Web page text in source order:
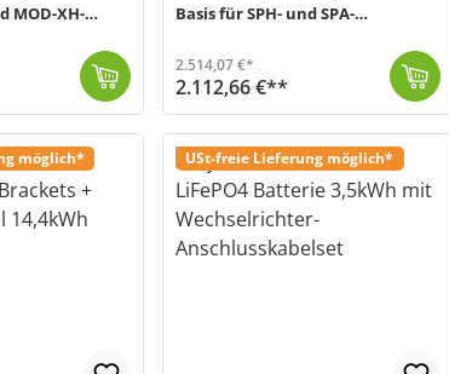
MOD-XH-
Basis für SPH- und SPA-
2.514,07 €*
2.112,66 €**
möglich* USt-freie Lieferung möglich*